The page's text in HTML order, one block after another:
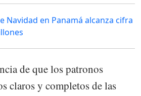
Navidad en Panamá alcanza cifra
de que los patronos
claros y completos de las